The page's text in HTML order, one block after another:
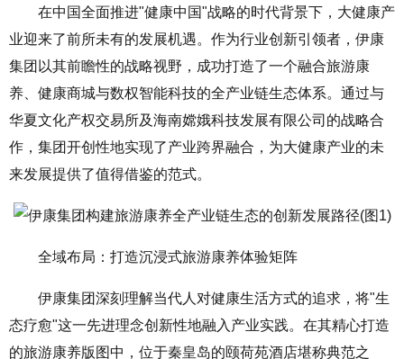
在中国全面推进"健康中国"战略的时代背景下，大健康产
业迎来了前所未有的发展机遇。作为行业创新引领者，伊康
集团以其前瞻性的战略视野，成功打造了一个融合旅游康
养、健康商城与数权智能科技的全产业链生态体系。通过与
华夏文化产权交易所及海南嫦娥科技发展有限公司的战略合
作，集团开创性地实现了产业跨界融合，为大健康产业的未
来发展提供了值得借鉴的范式。
全域布局：打造沉浸式旅游康养体验矩阵
伊康集团深刻理解当代人对健康生活方式的追求，将"生
态疗愈"这一先进理念创新性地融入产业实践。在其精心打造
的旅游康养版图中，位于秦皇岛的颐荷苑酒店堪称典范之